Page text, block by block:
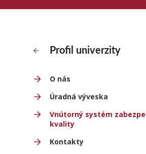
Profil univerzity
O nás
Úradná výveska
Vnútorný systém
kvality
Kontakty